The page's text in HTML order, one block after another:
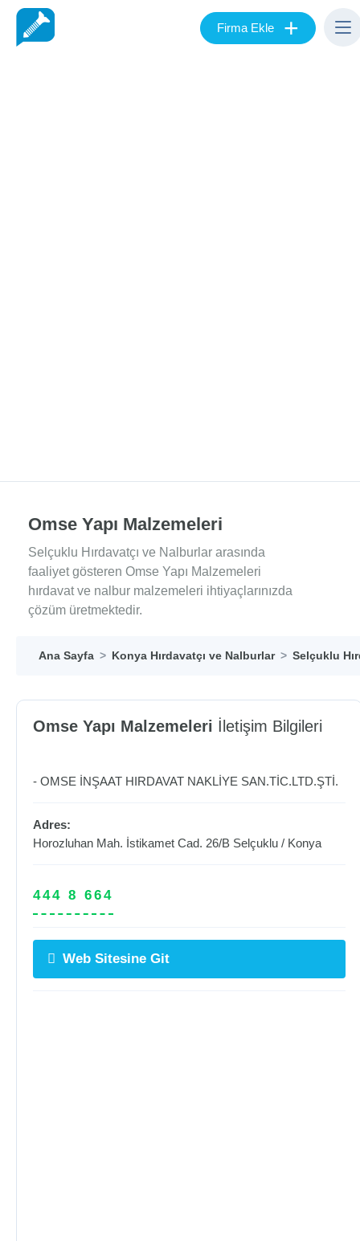
Firma Ekle +
Omse Yapı Malzemeleri
Selçuklu Hırdavatçı ve Nalburlar arasında
faaliyet gösteren Omse Yapı Malzemeleri
hırdavat ve nalbur malzemeleri ihtiyaçlarınızda
çözüm üretmektedir.
Ana Sayfa Konya Hırdavatçı ve Nalburlar Selçuklu
Omse Yapı Malzemeleri İletişim Bilgileri
- OMSE İNŞAAT HIRDAVAT NAKLİYE SAN.TİC.LTD.ŞTİ.
Adres:
Horozluhan Mah. İstikamet Cad. 26/B Selçuklu / Konya
444 8 664
Web Sitesine Git